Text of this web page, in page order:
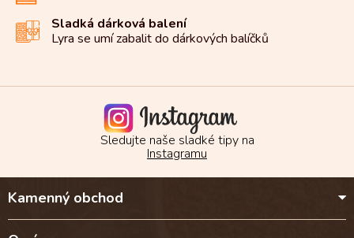
Sladká dárková balení
Lyra se umí zabalit do dárkových balíčků
Sledujte naše sladké tipy na
Instagramu
p
Kamenný obchod